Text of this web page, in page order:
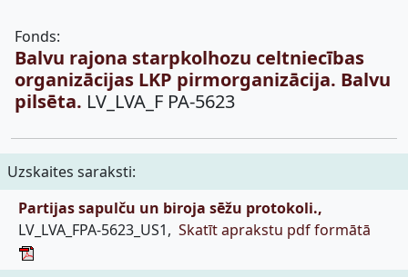
Fonds:
Balvu rajona starpkolhozu celtniecības
organizācijas LKP pirmorganizācija. Balvu
pilsēta. LV_LVA_F PA-5623
Uzskaites saraksti:
Partijas sapulču un biroja sēžu protokoli.,
LV_LVA_FPA-5623_US1, Skatīt aprakstu pdf formātā